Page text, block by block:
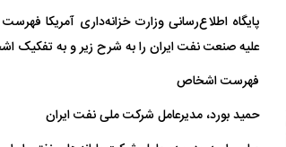
پایگاه اطلاع‌رسانی وزارت خزانه‌داری آمریکا
علیه صنعت نفت ایران را به شرح زیر و به تفکیک
فهرست اشخاص
حمید بورد، مدیرعامل شرکت ملی نفت ایران
چیست؟